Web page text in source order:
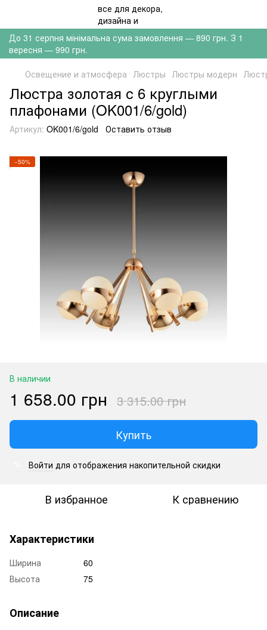
До 31 серпня мінімальна сума замовлення — 890 грн. З 1
вересня — 990 грн.
Освещение и атмосфера Люстры Люстры модерн
Люстра золотая с 6 круглыми
плафонами (OK001/6/gold)
Артикул: OK001/6/gold Оставить отзыв
−50%
В наличии
1 658.00 грн 3 315.00 грн
Купить
Войти для отображения накопительной скидки
В избранное К сравнению
Характеристики
Ширина
60
Высота
75
Описание